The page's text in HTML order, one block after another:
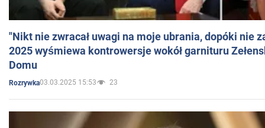
"Nikt nie zwracał uwagi na moje ubrania, dopóki nie
2025 wyśmiewa kontrowersje wokół garnituru
Domu
Rozrywka03.03.2025 15:53 23